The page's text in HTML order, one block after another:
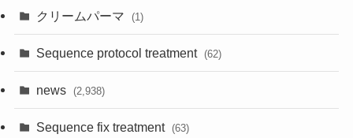
クリームパーマ (1)
Sequence protocol treatment (62)
news (2,938)
Sequence fix treatment (63)